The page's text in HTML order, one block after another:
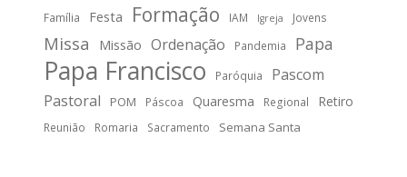
Família Festa Formação IAM Igreja Jovens
Missa Missão Ordenação Pandemia Papa
Papa Francisco Paróquia
Pascom
Pastoral
POM Páscoa Quaresma Regional Retiro
Reunião Romaria Sacramento Semana Santa